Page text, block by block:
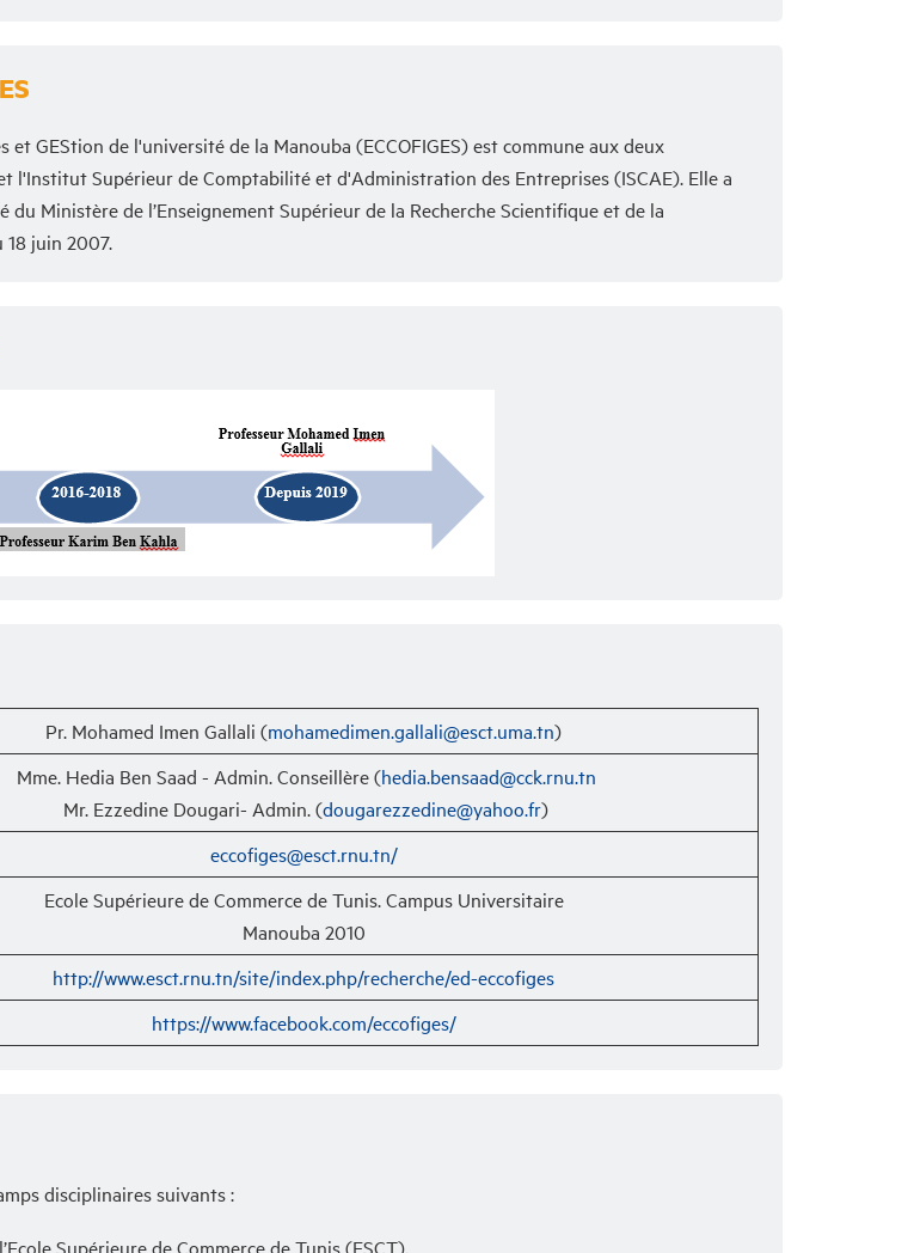
et GEStion de l'université de la Manouba (ECCOFIGES) est commune aux deux
l'Institut Supérieur de Comptabilité et d'Administration des Entreprises (ISCAE). Elle a
Ministère de l’Enseignement Supérieur de la Recherche Scientifique et de la
18 juin 2007.
Pr. Mohamed Imen Gallali (mohamedimen.gallali@esct.uma.tn)
Mme. Hedia Ben Saad - Admin. Conseillère (hedia.bensaad@cck.rnu.tn
Mr. Ezzedine Dougari- Admin. (dougarezzedine@yahoo.fr)
eccofiges@esct.rnu.tn/
Ecole Supérieure de Commerce de Tunis. Campus Universitaire
Manouba 2010
http://www.esct.rnu.tn/site/index.php/recherche/ed-eccofiges
https://www.facebook.com/eccofiges/
disciplinaires suivants :
Supérieure de Commerce de Tunis (ESCT).